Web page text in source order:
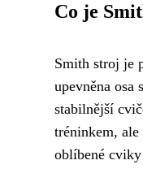
Co je
Smith stroj je
upevněna osa
stabilnější
tréninkem,
oblíbené